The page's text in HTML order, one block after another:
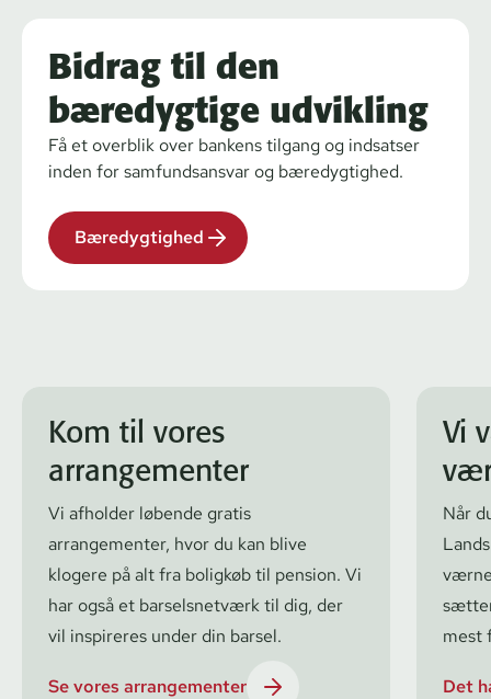
Bidrag til den
bæredygtige udvikling
Få et overblik over bankens tilgang og indsatser
inden for samfundsansvar og bæredygtighed.
Bæredygtighed
Kom til vores
arrangementer
Vi afholder løbende gratis
arrangementer, hvor du kan blive
klogere på alt fra boligkøb til pension. Vi
har også et barselsnetværk til dig, der
vil inspireres under din barsel.
Se vores arrangementer
Vi
Når
mest
Det